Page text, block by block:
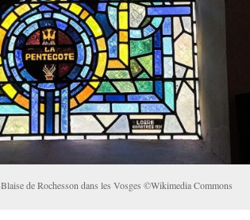
de Rochesson dans les Vosges ©Wikimedia Commons